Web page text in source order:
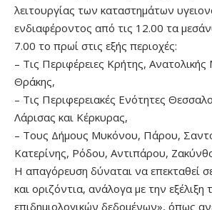
λειτουργίας των καταστημάτων
ενδιαφέροντος από τις 12.00 τα
7.00 το πρωί στις εξής περιοχές:
– Τις Περιφέρειες Κρήτης, Ανατολικής
Θράκης,
– Τις Περιφερειακές Ενότητες
Λάρισας και Κέρκυρας,
– Τους Δήμους Μυκόνου, Πάρου,
Κατερίνης, Ρόδου, Αντιπάρου,
Η απαγόρευση δύναται να επεκταθεί
και οριζόντια, ανάλογα με την εξέλιξη
επιδημιολογικών δεδομένων», όπως